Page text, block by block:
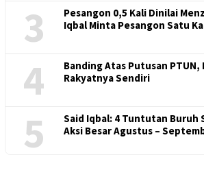
3
Pesangon 0,5 Kali Dinilai
Iqbal Minta Pesangon Satu
4
Banding Atas Putusan PTUN,
Rakyatnya Sendiri
5
Said Iqbal: 4 Tuntutan Buruh
Aksi Besar Agustus –